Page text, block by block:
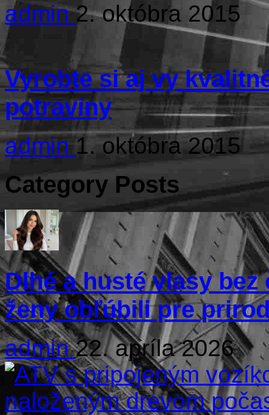
admin2. októbra 2015
Vyrobte si aj vy
potraviny
admin 1. októbra 2015
Category Posts
Dlhé a husté vlasy
ženy obľúbili pre
admin22. apríla 2026